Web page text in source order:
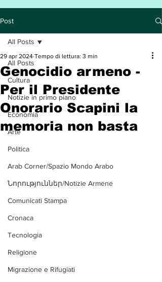
Post
All Posts
Cultura
Notizie in primo piano
Economia
Arte
Politica
Arab Corner/Spazio Mondo Arabo
Նորություններ/Notizie Armene
Comunicati Stampa
Cronaca
Tecnologia
Religione
Migrazione e Rifugiati
All Posts
Genocidio armeno -
Per il Presidente
Onorario Scapini la
memoria non basta
29 apr 2024 Tempo di lettura: 3 min